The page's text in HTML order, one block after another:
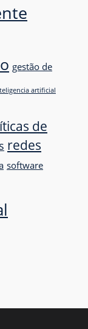
gestão de
artificial
de
redes
software